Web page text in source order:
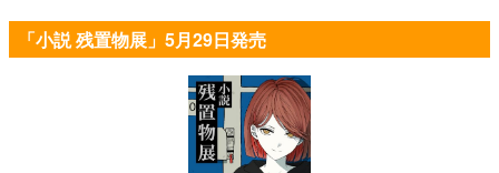
「小説 残置物展」5月29日発売